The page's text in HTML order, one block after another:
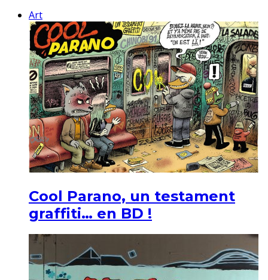
Art
Cool Parano, un testament
graffiti… en BD !